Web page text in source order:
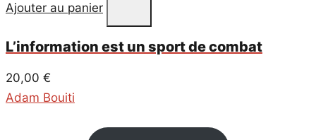
Ajouter au panier
L’information est un sport de combat
20,00 €
Adam Bouiti